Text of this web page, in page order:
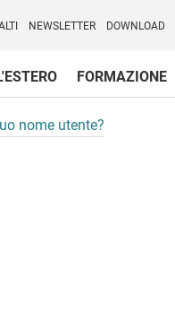
NEWSLETTER DOWNLOAD
FORMAZIONE
nome utente?